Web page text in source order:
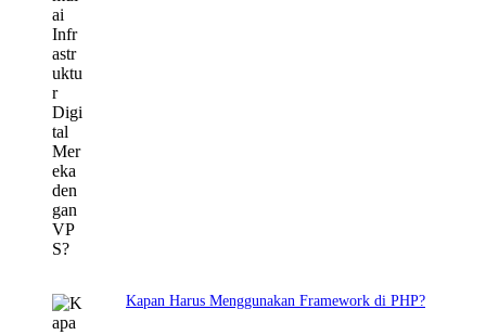
Kapan Harus Menggunakan Framework di PHP?